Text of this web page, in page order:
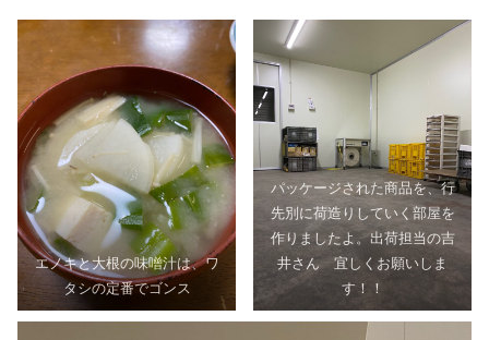
エノキと大根の味噌汁は、ワ
タシの定番でゴンス
パッケージされた商品を、行
先別に荷造りしていく部屋を
作りましたよ。出荷担当の吉
井さん 宜しくお願いしま
す！！